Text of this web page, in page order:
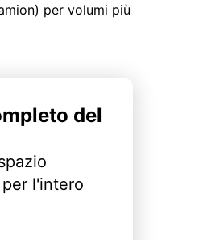
per volumi più
del
l'intero